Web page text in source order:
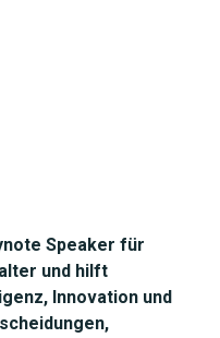
Speaker für
und hilft
Innovation und